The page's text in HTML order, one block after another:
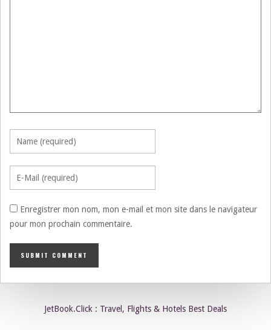
Enregistrer mon nom, mon e-mail et mon site dans le navigateur
pour mon prochain commentaire.
JetBook.Click : Travel, Flights & Hotels Best Deals